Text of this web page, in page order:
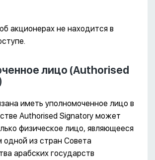
акционерах не находится в
лицо (Authorised
иметь уполномоченное лицо в
Authorised Signatory может
физическое лицо, являющееся
из стран Совета
арабских государств